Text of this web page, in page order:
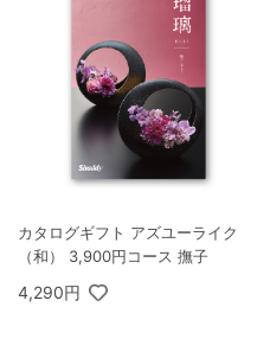
カタログギフト アズユーライク
（和） 3,900円コース 撫子
4,290円